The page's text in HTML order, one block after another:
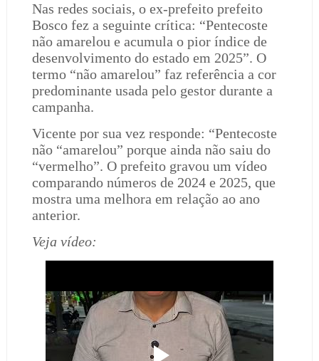
Nas redes sociais, o ex-prefeito prefeito
Bosco fez a seguinte crítica: “Pentecoste
não amarelou e acumula o pior índice de
desenvolvimento do estado em 2025”. O
termo “não amarelou” faz referência a cor
predominante usada pelo gestor durante a
campanha.
Vicente por sua vez responde: “Pentecoste
não “amarelou” porque ainda não saiu do
“vermelho”. O prefeito gravou um vídeo
comparando números de 2024 e 2025, que
mostra uma melhora em relação ao ano
anterior.
Veja vídeo: